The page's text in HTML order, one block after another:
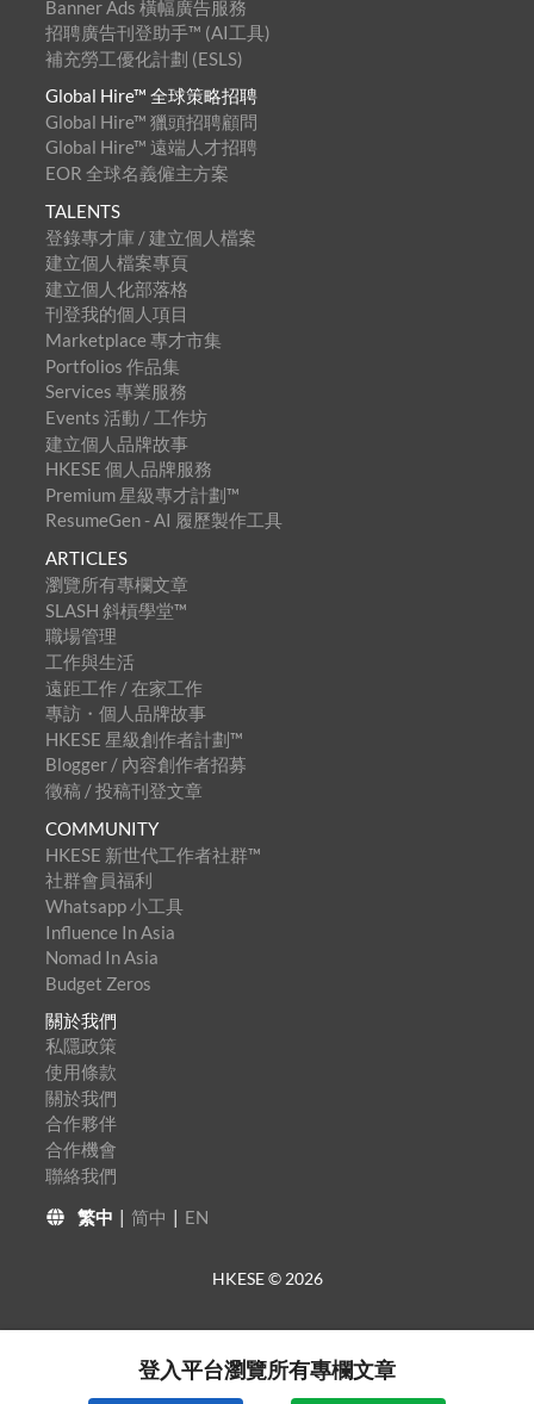
Banner Ads 橫幅廣告服務
招聘廣告刊登助手™ (AI工具)
補充勞工優化計劃 (ESLS)
Global Hire™ 全球策略招聘
Global Hire™ 獵頭招聘顧問
Global Hire™ 遠端人才招聘
EOR 全球名義僱主方案
TALENTS
登錄專才庫 / 建立個人檔案
建立個人檔案專頁
建立個人化部落格
刊登我的個人項目
Marketplace 專才市集
Portfolios 作品集
Services 專業服務
Events 活動 / 工作坊
建立個人品牌故事
HKESE 個人品牌服務
Premium 星級專才計劃™
ResumeGen - AI 履歷製作工具
ARTICLES
瀏覽所有專欄文章
SLASH 斜槓學堂™
職場管理
工作與生活
遠距工作 / 在家工作
專訪・個人品牌故事
HKESE 星級創作者計劃™
Blogger / 內容創作者招募
徵稿 / 投稿刊登文章
COMMUNITY
HKESE 新世代工作者社群™
社群會員福利
Whatsapp 小工具
Influence In Asia
Nomad In Asia
Budget Zeros
關於我們
私隱政策
使用條款
關於我們
合作夥伴
合作機會
聯絡我們
繁中 | 简中 | EN
HKESE © 2026
登入平台瀏覽所有專欄文章